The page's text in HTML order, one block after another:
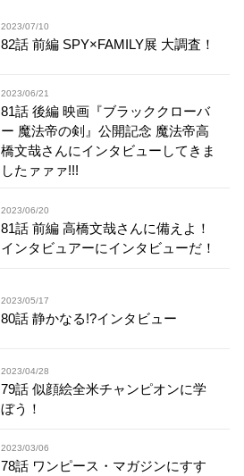
2023/07/10
82話 前編 SPY×FAMILY展 大調査！
2023/06/21
81話 後編 映画『ブラッククローバ
ー 魔法帝の剣』公開記念 魔法帝高
橋文哉さんにインタビューしてきま
したァァァ!!!
2023/06/20
81話 前編 高橋文哉さんに備えよ！
インタビュアーにインタビューだ！
2023/05/17
80話 静かなる!?インタビュー
2023/04/28
79話 似顔絵全米チャンピオンに学
ぼう！
2023/03/06
78話 ワンピース・マガジンにすす